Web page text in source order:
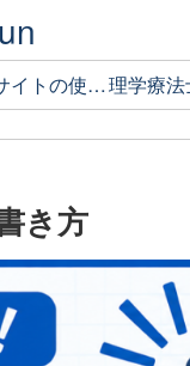
このサイトの使い方
き方